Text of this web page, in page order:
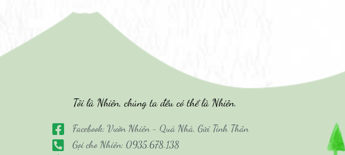
Tôi là Nhiên, chúng ta đều có thể là Nhiên.
Facebook: Vườn Nhiên - Quà Nhà, Gửi Tình Thân
Gọi cho Nhiên: 0935.678.138